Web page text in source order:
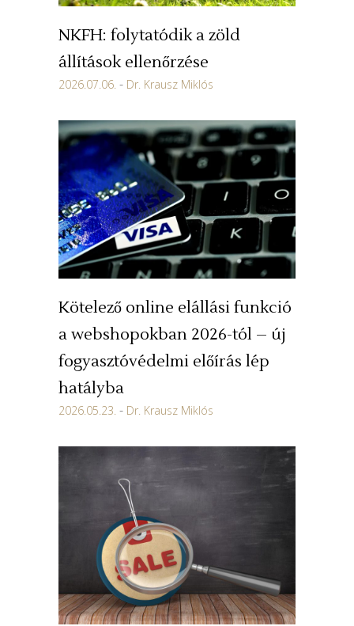
NKFH: folytatódik a zöld
állítások ellenőrzése
2026.07.06. Dr. Krausz Miklós
Kötelező online elállási funkció
a webshopokban 2026-tól – új
fogyasztóvédelmi előírás lép
hatályba
2026.05.23. Dr. Krausz Miklós